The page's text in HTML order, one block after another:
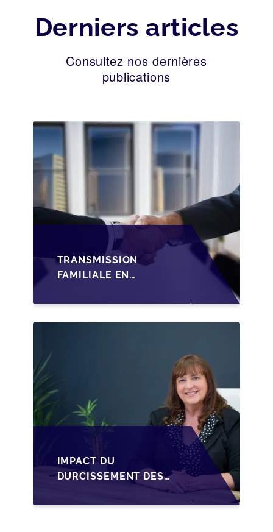
Derniers articles
Consultez nos dernières
publications
TRANSMISSION
FAMILIALE EN
STRUCTURER LA
CESSION DES PARTS
IMPACT DU
DURCISSEMENT DES
CRÉDIT SUR LA